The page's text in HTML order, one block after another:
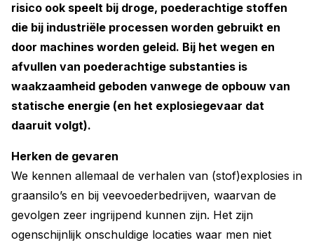
risico ook speelt bij droge, poederachtige stoffen
die bij industriële processen worden gebruikt en
door machines worden geleid. Bij het wegen en
afvullen van poederachtige substanties is
waakzaamheid geboden vanwege de opbouw van
statische energie (en het explosiegevaar dat
daaruit volgt).
Herken de gevaren
We kennen allemaal de verhalen van (stof)explosies in
graansilo’s en bij veevoederbedrijven, waarvan de
gevolgen zeer ingrijpend kunnen zijn. Het zijn
ogenschijnlijk onschuldige locaties waar men niet